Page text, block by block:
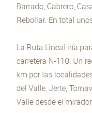
Barrado, Cabrero,
Rebollar. En total
La Ruta Lineal iría
carretera N-110. Un
km por las
del Valle, Jerte,
Valle desde el